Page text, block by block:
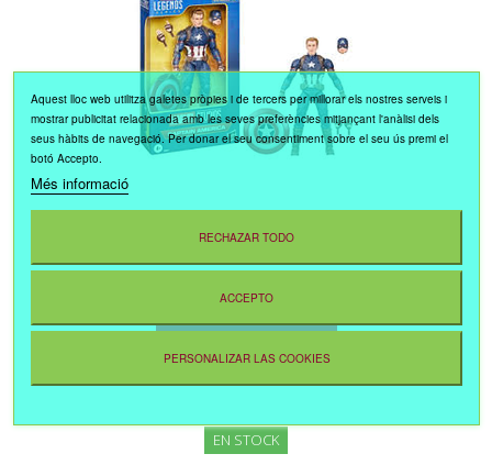
27,95 €
EN STOCK
Aquest lloc web utilitza galetes pròpies i de tercers per millorar els nostres serveis i
mostrar publicitat relacionada amb les seves preferències mitjançant l'anàlisi dels
seus hàbits de navegació. Per donar el seu consentiment sobre el seu ús premi el
botó Accepto.
Més informació
RECHAZAR TODO
ACCEPTO
PERSONALIZAR LAS COOKIES